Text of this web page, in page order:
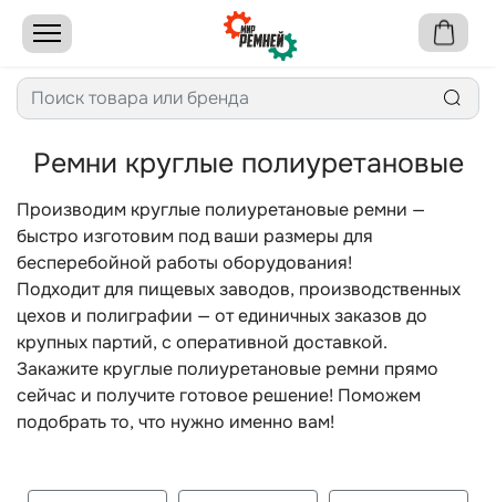
Ремни круглые полиуретановые
Производим круглые полиуретановые ремни —
быстро изготовим под ваши размеры для
бесперебойной работы оборудования!
Подходит для пищевых заводов, производственных
цехов и полиграфии — от единичных заказов до
крупных партий, с оперативной доставкой.
Закажите круглые полиуретановые ремни прямо
сейчас и получите готовое решение! Поможем
подобрать то, что нужно именно вам!